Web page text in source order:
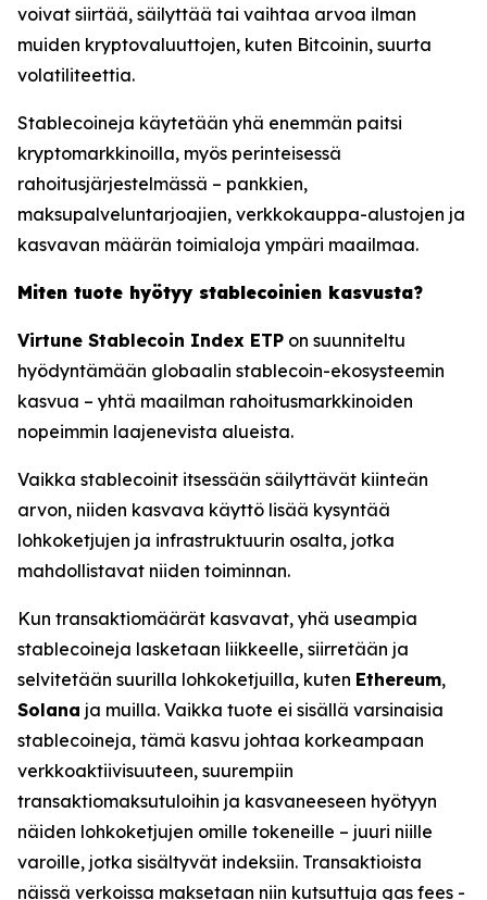
voivat siirtää, säilyttää tai vaihtaa arvoa ilman
muiden kryptovaluuttojen, kuten Bitcoinin, suurta
volatiliteettia.
Stablecoineja käytetään yhä enemmän paitsi
kryptomarkkinoilla, myös perinteisessä
rahoitusjärjestelmässä – pankkien,
maksupalveluntarjoajien, verkkokauppa-alustojen ja
kasvavan määrän toimialoja ympäri maailmaa.
Miten tuote hyötyy stablecoinien kasvusta?
Virtune Stablecoin Index ETP on suunniteltu
hyödyntämään globaalin stablecoin-ekosysteemin
kasvua – yhtä maailman rahoitusmarkkinoiden
nopeimmin laajenevista alueista.
Vaikka stablecoinit itsessään säilyttävät kiinteän
arvon, niiden kasvava käyttö lisää kysyntää
lohkoketjujen ja infrastruktuurin osalta, jotka
mahdollistavat niiden toiminnan.
Kun transaktiomäärät kasvavat, yhä useampia
stablecoineja lasketaan liikkeelle, siirretään ja
selvitetään suurilla lohkoketjuilla, kuten Ethereum,
Solana ja muilla. Vaikka tuote ei sisällä varsinaisia
stablecoineja, tämä kasvu johtaa korkeampaan
verkkoaktiivisuuteen, suurempiin
transaktiomaksutuloihin ja kasvaneeseen hyötyyn
näiden lohkoketjujen omille tokeneille – juuri niille
varoille, jotka sisältyvät indeksiin. Transaktioista
näissä verkoissa maksetaan niin kutsuttuja gas fees -